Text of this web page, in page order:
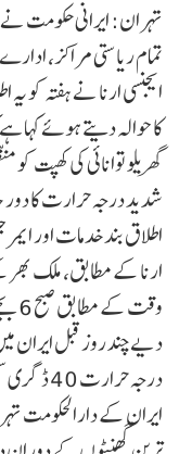
تہران: ایرانی حکومت
تمام ریاستی مراکز،
ایجنسی ارنا نے ہفتہ کو
کا حوالہ دیتے ہوئے کہا
گھریلو توانائی کی کھپت
شدید درجہ حرارت کا دور
اطلاق بند خدمات اور
ارنا کے مطابق، ملک بھر
دیےچند روز قبل ایران
درجہ